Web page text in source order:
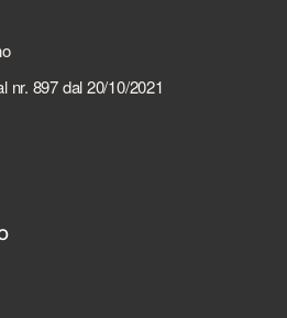
nr. 897 dal 20/10/2021